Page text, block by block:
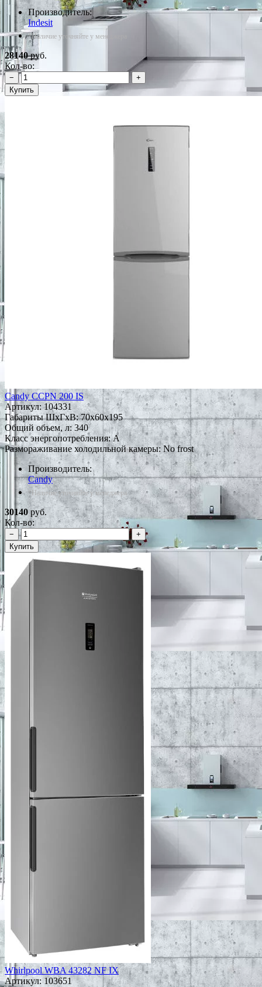
Производитель:
Indesit
*Наличие уточняйте у менеджера
28140руб.
Кол-во:
−
+
Купить
Candy CCPN 200 IS
Артикул:104331
Габариты ШxГxВ: 70x60x195
Общий объем, л: 340
Класс энергопотребления: A
Размораживание холодильной камеры: No frost
Производитель:
Candy
*Наличие уточняйте у менеджера
30140руб.
Кол-во:
−
+
Купить
Whirlpool WBA 43282 NF IX
Артикул: 103651